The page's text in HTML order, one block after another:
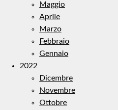
Maggio
Aprile
Marzo
Febbraio
Gennaio
2022
Dicembre
Novembre
Ottobre